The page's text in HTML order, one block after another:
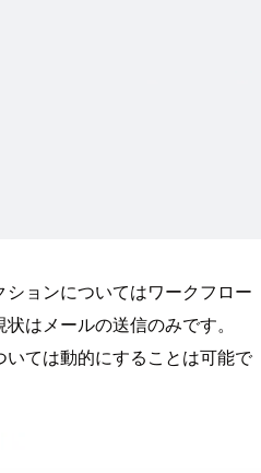
ションについてはワークフロー
はメールの送信のみです。
ては動的にすることは可能で